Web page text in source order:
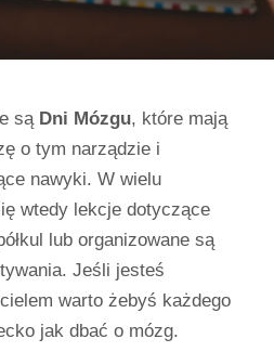
są Dni Mózgu, które mają
o tym narządzie i
nawyki. W wielu
wtedy lekcje dotyczące
lub organizowane są
Jeśli jesteś
warto żebyś każdego
jak dbać o mózg.